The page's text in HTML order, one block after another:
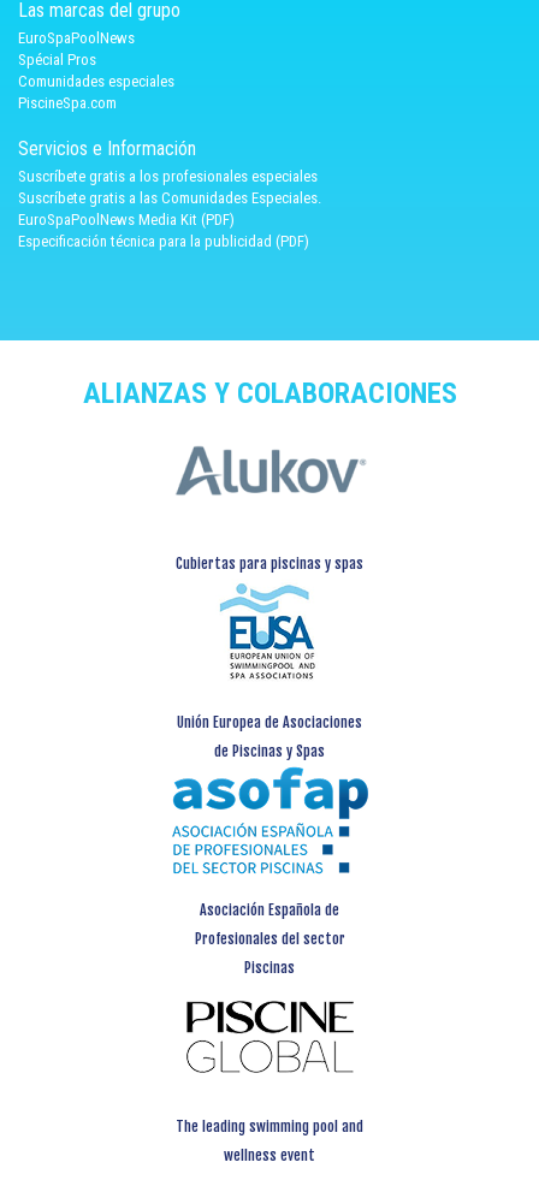
Las marcas del grupo
EuroSpaPoolNews
Spécial Pros
Comunidades especiales
PiscineSpa.com
Servicios e Información
Suscríbete gratis a los profesionales especiales
Suscríbete gratis a las Comunidades Especiales.
EuroSpaPoolNews Media Kit (PDF)
Especificación técnica para la publicidad (PDF)
ALIANZAS Y COLABORACIONES
Cubiertas para piscinas y spas
Unión Europea de Asociaciones
de Piscinas y Spas
Asociación Española de
Profesionales del sector
Piscinas
The leading swimming pool and
wellness event